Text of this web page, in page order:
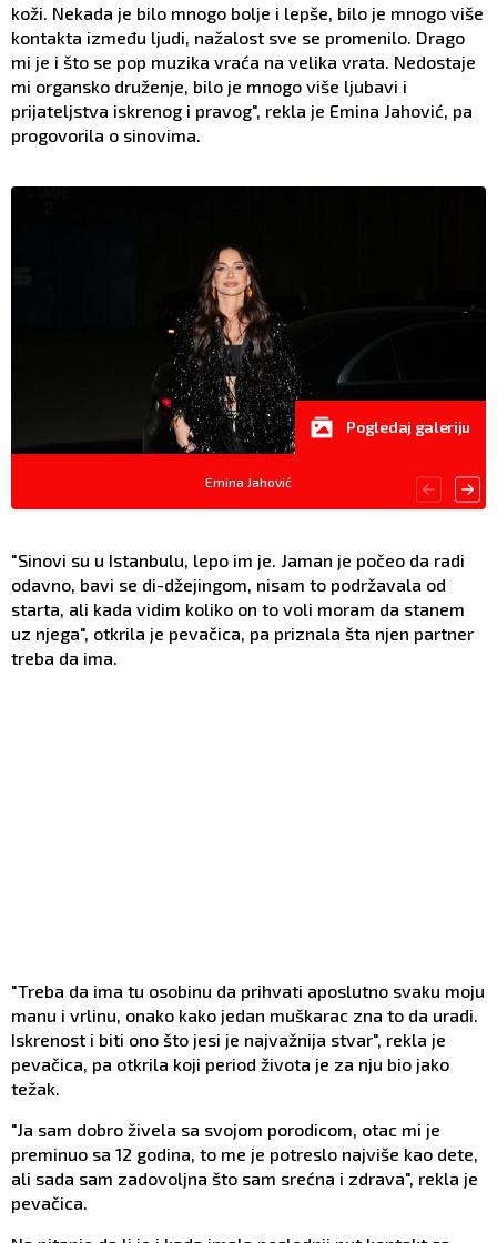
koži. Nekada je bilo mnogo bolje i lepše, bilo je mnogo više
kontakta između ljudi, nažalost sve se promenilo. Drago
mi je i što se pop muzika vraća na velika vrata. Nedostaje
mi organsko druženje, bilo je mnogo više ljubavi i
prijateljstva iskrenog i pravog", rekla je Emina Jahović, pa
progovorila o sinovima.
Emina Jahović
Pogledaj galeriju
"Sinovi su u Istanbulu, lepo im je. Jaman je počeo da radi
odavno, bavi se di-džejingom, nisam to podržavala od
starta, ali kada vidim koliko on to voli moram da stanem
uz njega", otkrila je pevačica, pa priznala šta njen partner
treba da ima.
"Treba da ima tu osobinu da prihvati aposlutno svaku moju
manu i vrlinu, onako kako jedan muškarac zna to da uradi.
Iskrenost i biti ono što jesi je najvažnija stvar", rekla je
pevačica, pa otkrila koji period života je za nju bio jako
težak.
"Ja sam dobro živela sa svojom porodicom, otac mi je
preminuo sa 12 godina, to me je potreslo najviše kao dete,
ali sada sam zadovoljna što sam srećna i zdrava", rekla je
pevačica.